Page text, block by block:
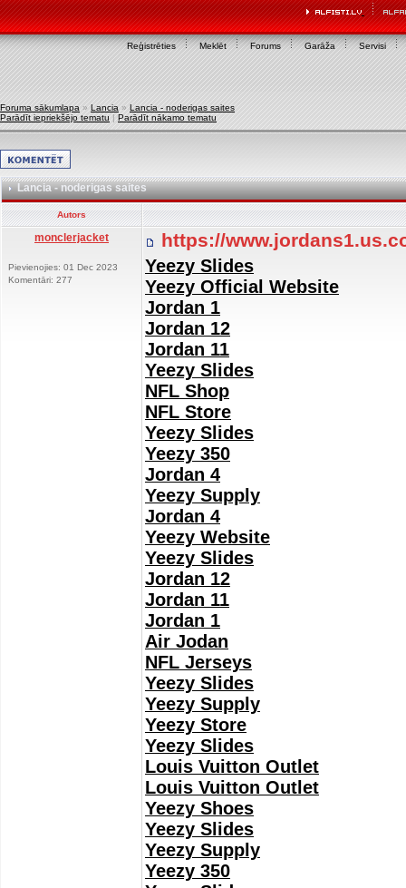
Reģistrēties Meklēt Forums Garāža Servisi
Foruma sākumlapa » Lancia » Lancia - noderigas saites
Parādīt iepriekšējo tematu | Parādīt nākamo tematu
Lancia - noderigas saites
Autors
monclerjacket
Pievienojies: 01 Dec 2023
Komentāri: 277
https://
Yeezy Slides
Yeezy Official Website
Jordan 1
Jordan 12
Jordan 11
Yeezy Slides
NFL Shop
NFL Store
Yeezy Slides
Yeezy 350
Jordan 4
Yeezy Supply
Jordan 4
Yeezy Website
Yeezy Slides
Jordan 12
Jordan 11
Jordan 1
Air Jodan
NFL Jerseys
Yeezy Slides
Yeezy Supply
Yeezy Store
Yeezy Slides
Louis Vuitton Outlet
Louis Vuitton Outlet
Yeezy Shoes
Yeezy Slides
Yeezy Supply
Yeezy 350